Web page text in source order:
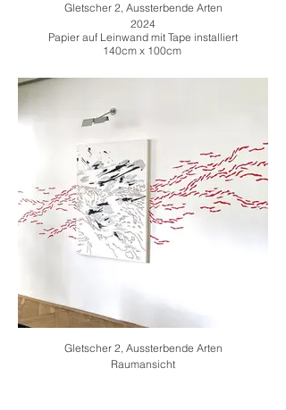
Gletscher 2, Aussterbende Arten
2024
Papier auf Leinwand mit Tape installiert
140cm x 100cm
Gletscher 2, Aussterbende Arten
Raumansicht